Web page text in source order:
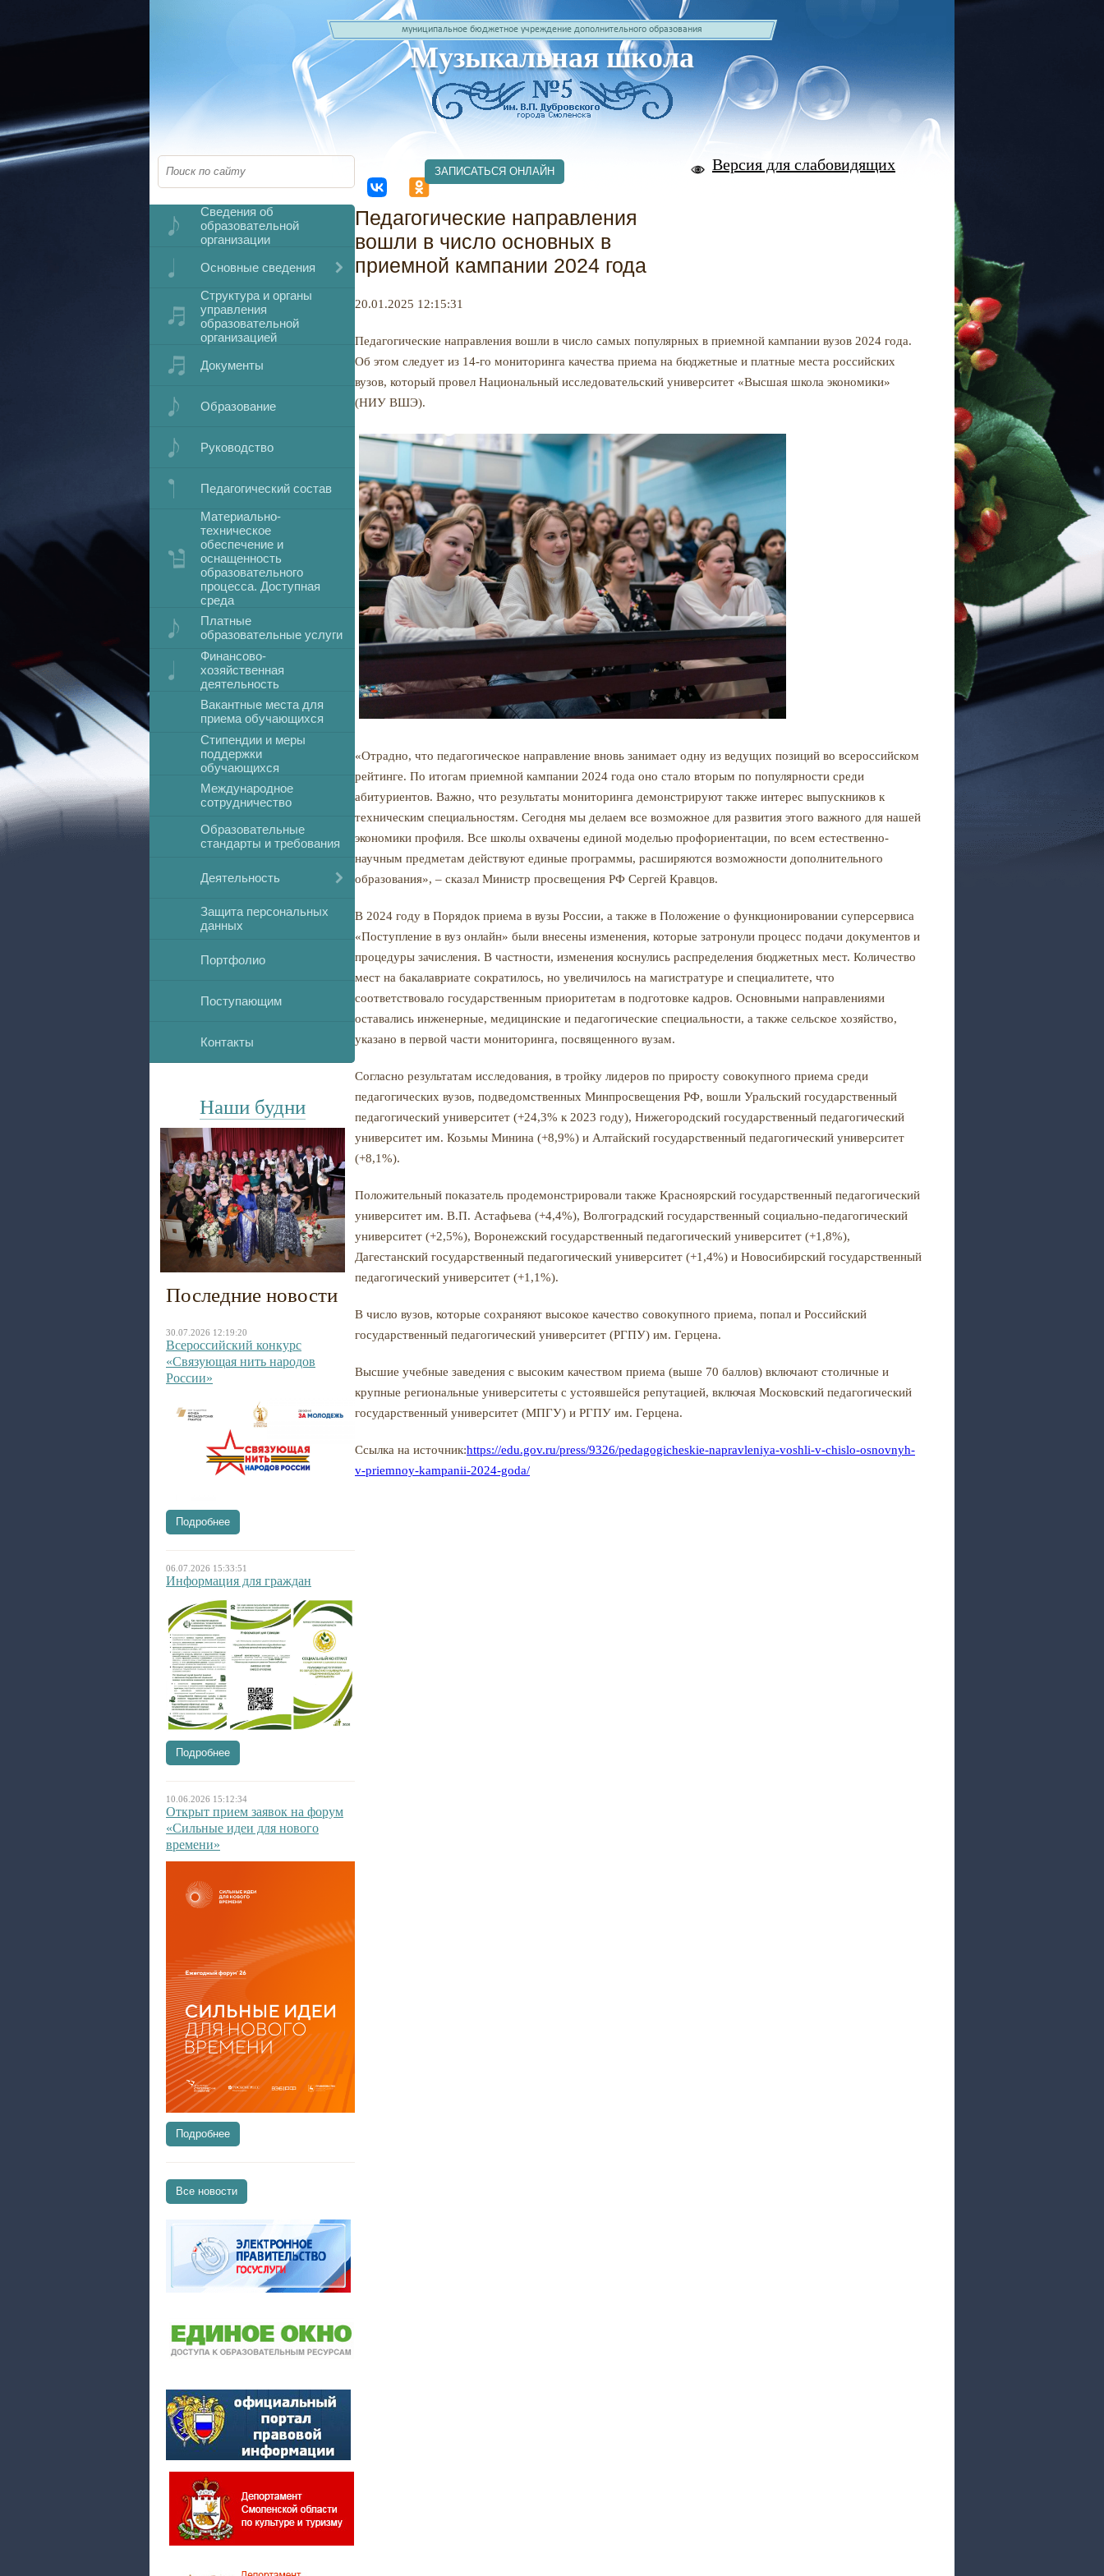
муниципальное бюджетное учреждение дополнительного образования
Музыкальная школа
Сведения об
образовательной
организации
Основные сведения
Структура и органы
управления
образовательной
организацией
Документы
Образование
Руководство
Педагогический состав
Материально-
техническое
обеспечение и
оснащенность
образовательного
процесса. Доступная
среда
Платные
образовательные услуги
Финансово-
хозяйственная
деятельность
Вакантные места для
приема обучающихся
Стипендии и меры
поддержки
обучающихся
Международное
сотрудничество
Образовательные
стандарты и требования
Деятельность
Защита персональных
данных
Портфолио
Поступающим
Контакты
Наши будни
Последние новости
30.07.2026 12:19:20
Всероссийский конкурс
«Связующая нить народов
России»
Подробнее
06.07.2026 15:33:51
Информация для граждан
Подробнее
10.06.2026 15:12:34
Открыт прием заявок на форум
«Сильные идеи для нового
времени»
Подробнее
Все новости
Версия для слабовидящих
ЗАПИСАТЬСЯ ОНЛАЙН
Педагогические направления
вошли в число основных в
приемной кампании 2024 года
20.01.2025 12:15:31
Педагогические направления вошли в число самых популярных в приемной кампании вузов 2024 года.
Об этом следует из 14-го мониторинга качества приема на бюджетные и платные места российских
вузов, который провел Национальный исследовательский университет «Высшая школа экономики»
(НИУ ВШЭ).
«Отрадно, что педагогическое направление вновь занимает одну из ведущих позиций во всероссийском
рейтинге. По итогам приемной кампании 2024 года оно стало вторым по популярности среди
абитуриентов. Важно, что результаты мониторинга демонстрируют также интерес выпускников к
техническим специальностям. Сегодня мы делаем все возможное для развития этого важного для нашей
экономики профиля. Все школы охвачены единой моделью профориентации, по всем естественно-
научным предметам действуют единые программы, расширяются возможности дополнительного
образования», – сказал Министр просвещения РФ Сергей Кравцов.
В 2024 году в Порядок приема в вузы России, а также в Положение о функционировании суперсервиса
«Поступление в вуз онлайн» были внесены изменения, которые затронули процесс подачи документов и
процедуры зачисления. В частности, изменения коснулись распределения бюджетных мест. Количество
мест на бакалавриате сократилось, но увеличилось на магистратуре и специалитете, что
соответствовало государственным приоритетам в подготовке кадров. Основными направлениями
оставались инженерные, медицинские и педагогические специальности, а также сельское хозяйство,
указано в первой части мониторинга, посвященного вузам.
Согласно результатам исследования, в тройку лидеров по приросту совокупного приема среди
педагогических вузов, подведомственных Минпросвещения РФ, вошли Уральский государственный
педагогический университет (+24,3% к 2023 году), Нижегородский государственный педагогический
университет им. Козьмы Минина (+8,9%) и Алтайский государственный педагогический университет
(+8,1%).
Положительный показатель продемонстрировали также Красноярский государственный педагогический
университет им. В.П. Астафьева (+4,4%), Волгоградский государственный социально-педагогический
университет (+2,5%), Воронежский государственный педагогический университет (+1,8%),
Дагестанский государственный педагогический университет (+1,4%) и Новосибирский государственный
педагогический университет (+1,1%).
В число вузов, которые сохраняют высокое качество совокупного приема, попал и Российский
государственный педагогический университет (РГПУ) им. Герцена.
Высшие учебные заведения с высоким качеством приема (выше 70 баллов) включают столичные и
крупные региональные университеты с устоявшейся репутацией, включая Московский педагогический
государственный университет (МПГУ) и РГПУ им. Герцена.
Ссылка на источник:https://edu.gov.ru/press/9326/pedagogicheskie-napravleniya-voshli-v-chislo-osnovnyh-
v-priemnoy-kampanii-2024-goda/